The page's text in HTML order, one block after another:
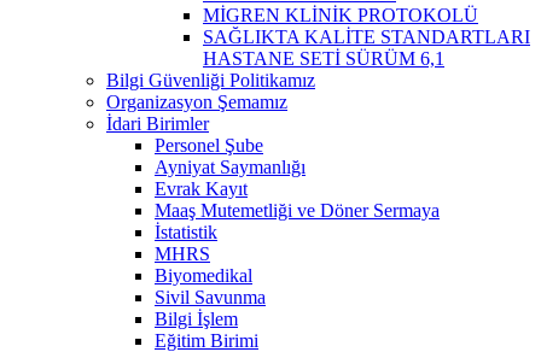
MİGREN KLİNİK PROTOKOLÜ
SAĞLIKTA KALİTE STANDARTLARI
HASTANE SETİ SÜRÜM 6,1
Bilgi Güvenliği Politikamız
Organizasyon Şemamız
İdari Birimler
Personel Şube
Ayniyat Saymanlığı
Evrak Kayıt
Maaş Mutemetliği ve Döner Sermaya
İstatistik
MHRS
Biyomedikal
Sivil Savunma
Bilgi İşlem
Eğitim Birimi